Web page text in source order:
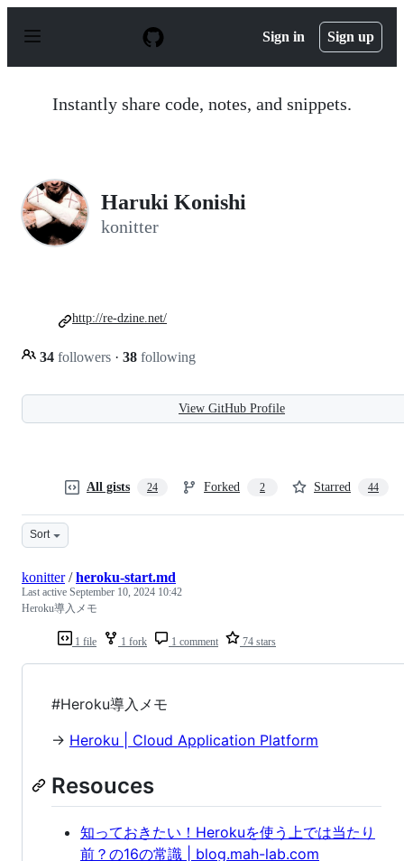
p
Sign in Sign up
Instantly share code, notes, and snippets.
Haruki Konishi
konitter
34 followers · 38 following
http://re-dzine.net/
View GitHub Profile
All gists 24 Forked 2 Starred 44
Sort
1 file 1 fork 1 comment 74 stars
konitter/heroku-start.md
Last active September 10, 2024 10:42
Heroku導入メモ
#Heroku導入メモ
→ Heroku | Cloud Application Platform
Resouces
知っておきたい！Herokuを使う上では当たり
前？の16の常識 | blog.mah-lab.com